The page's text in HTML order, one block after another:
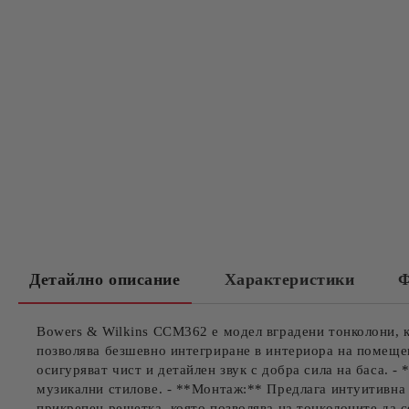
Детайлно описание Характеристики
Bowers & Wilkins CCM362 е модел вградени тонколони,
позволява безшевно интегриране в интериора на
осигуряват чист и детайлен звук с добра сила на баса.
музикални стилове. - **Монтаж:** Предлага интуитивна